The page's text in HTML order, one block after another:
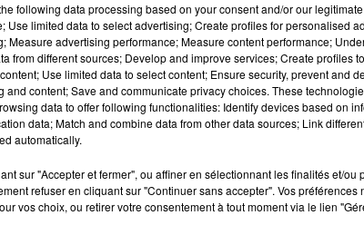
following data processing based on your consent and/or our
Use limited data to select advertising; Create profiles for personalised
Measure advertising performance; Measure content performance;
from different sources; Develop and improve services; Create profiles
Use limited data to select content; Ensure security, prevent and
and content; Save and communicate privacy choices. These
data to offer following functionalities: Identify devices based on
data; Match and combine data from other data sources; Link
automatically.
sur "Accepter et fermer", ou affiner en sélectionnant les finalités et/ou
refuser en cliquant sur "Continuer sans accepter". Vos
vos choix, ou retirer votre consentement à tout moment via le lien